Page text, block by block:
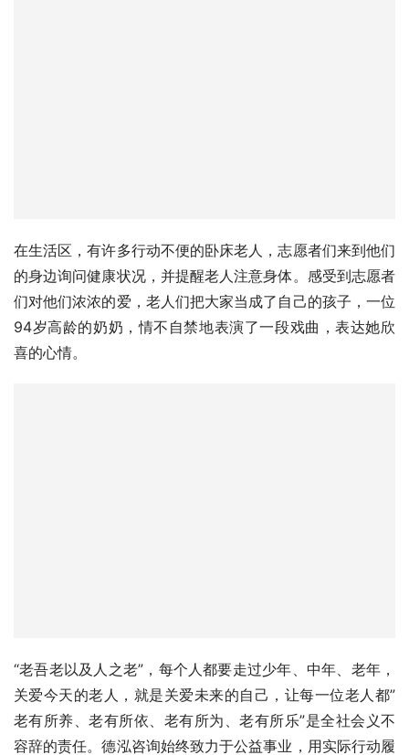
在生活区，有许多行动不便的卧床老人，志愿者们来到他们
的身边询问健康状况，并提醒老人注意身体。感受到志愿者
们对他们浓浓的爱，老人们把大家当成了自己的孩子，一位
94岁高龄的奶奶，情不自禁地表演了一段戏曲，表达她欣
喜的心情。